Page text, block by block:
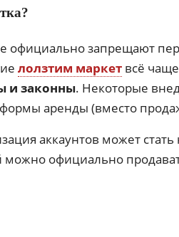
официально запрещают
лолзтим маркет всё
и законны. Некоторые
аренды (вместо
аккаунтов может
можно официально